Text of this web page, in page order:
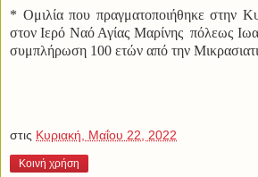
* Ομιλία που πραγματοποιήθηκε στην
στον Ιερό Ναό Αγίας Μαρίνης πόλεως
συμπλήρωση 100 ετών από την
στις Κυριακή, Μαΐου 22, 2022
Κοινή χρήση